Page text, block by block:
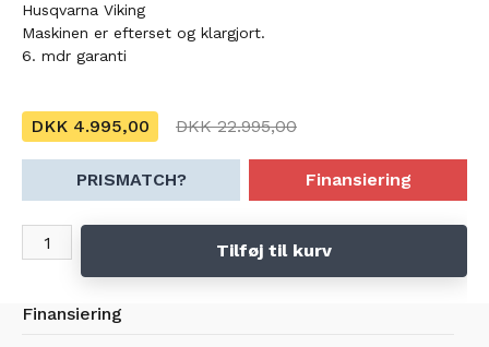
Husqvarna Viking
Maskinen er efterset og klargjort.
6. mdr garanti
DKK 4.995,00 DKK 22.995,00
PRISMATCH? Finansiering
Tilføj til kurv
Finansiering